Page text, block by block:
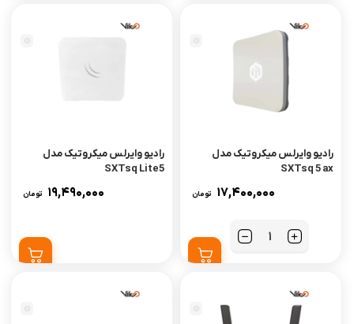
رادیو وایرلس میکروتیک مدل
SXTsq 5 ax
17,400,000 تومان
تعداد
رادیو وایرلس میکروتیک مدل
SXTsq Lite5
19,490,000 تومان